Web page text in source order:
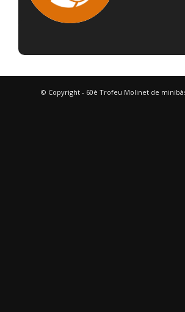
© Copyright - 60è Trofeu Molinet de